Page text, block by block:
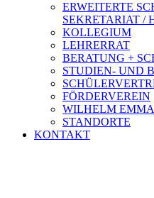
ERWEITERTE
SEKRETARIAT /
KOLLEGIUM
LEHRERRAT
BERATUNG +
STUDIEN- UND
FÖRDERVEREIN
WILHELM
STANDORTE
KONTAKT